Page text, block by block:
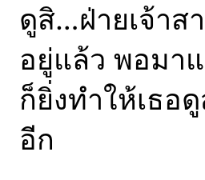
ดูสิ…ฝ่ายเจ้าส
อยู่แล้ว พอมา
ก็ยิ่งทำให้เธอ
อีก